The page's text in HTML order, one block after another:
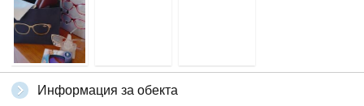
Информация за обекта